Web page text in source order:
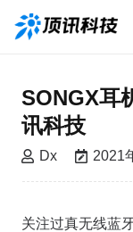
SONGX耳
讯科技
Dx 2021
关注过真无线蓝